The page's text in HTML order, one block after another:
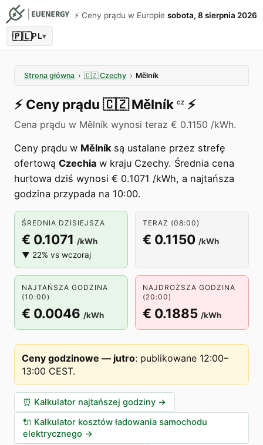
⚡️ Ceny prądu w Europie sobota, 8 sierpnia 2026
🇵🇱PL▾
Strona główna › 🇨🇿 Czechy › Mělník
⚡️ Ceny prądu 🇨🇿 Mělník CZ ⚡️
Cena prądu w Mělník wynosi teraz € 0.1150 /kWh.
Ceny prądu w Mělníksą ustalane przez strefę
ofertową Czechia w kraju Czechy. Średnia cena
hurtowa dziś wynosi € 0.1071 /kWh, a najtańsza
godzina przypada na 10:00.
ŚREDNIA DZISIEJSZA
€ 0.1071 /kWh
▼ 22% vs wczoraj
TERAZ (08:00)
€ 0.1150 /kWh
NAJTAŃSZA GODZINA
(10:00)
€ 0.0046 /kWh
NAJDROŻSZA GODZINA
(20:00)
€ 0.1885 /kWh
Ceny godzinowe — jutro: publikowane 12:00–
13:00 CEST.
⏰ Kalkulator najtańszej godziny →
🔌 Kalkulator kosztów ładowania samochodu
elektrycznego →